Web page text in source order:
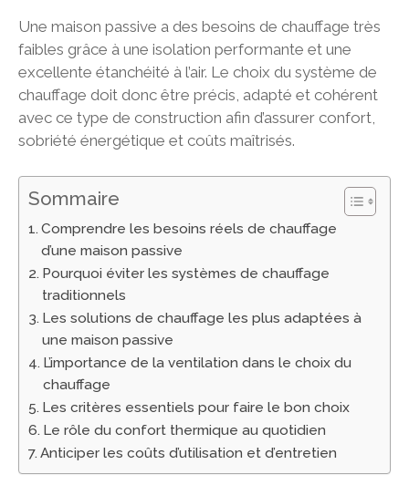
Une maison passive a des besoins de chauffage très
faibles grâce à une isolation performante et une
excellente étanchéité à l’air. Le choix du système de
chauffage doit donc être précis, adapté et cohérent
avec ce type de construction afin d’assurer confort,
sobriété énergétique et coûts maîtrisés.
Sommaire
Comprendre les besoins réels de chauffage
d’une maison passive
Pourquoi éviter les systèmes de chauffage
traditionnels
Les solutions de chauffage les plus adaptées à
une maison passive
L’importance de la ventilation dans le choix du
chauffage
Les critères essentiels pour faire le bon choix
Le rôle du confort thermique au quotidien
Anticiper les coûts d’utilisation et d’entretien